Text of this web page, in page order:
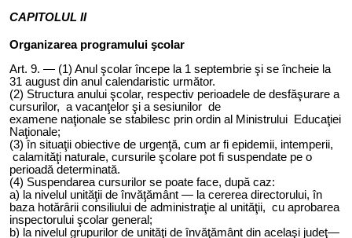
CAPITOLUL II
Organizarea programului şcolar
Art. 9. — (1) Anul şcolar începe la 1 septembrie şi se încheie la
31 august din anul calendaristic următor.
(2) Structura anului şcolar, respectiv perioadele de desfăşurare a
cursurilor, a vacanţelor şi a sesiunilor de
examene naţionale se stabilesc prin ordin al M inistrului Educaţiei
Naţionale;
(3) în situaţii obiective de urgenţă, cum ar fi epidemii, intemperii,
calamităţi naturale, cursurile şcolare pot fi suspendate pe o
perioadă determinată.
(4) Suspendarea cursurilor se poate face, după caz:
a) la nivelul unităţii de învăţământ — la cererea directorului, în
baza hotărârii consiliului de administraţie al unităţii, cu aprobarea
inspectorului şcolar general;
b) la nivelul grupurilor de unităţi de învăţământ din acelaşi judeţ—